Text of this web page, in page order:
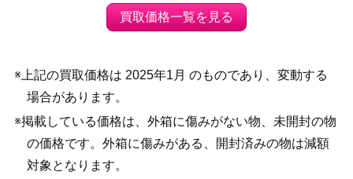
買取価格一覧を見る
※上記の買取価格は 2025年1月 のものであり、変動する
場合があります。
※掲載している価格は、外箱に傷みがない物、未開封の物
の価格です。外箱に傷みがある、開封済みの物は減額
対象となります。